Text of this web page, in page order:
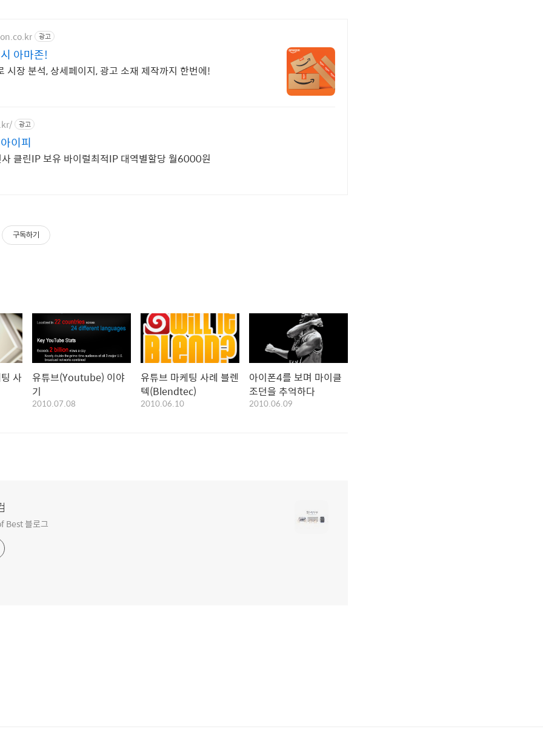
광고
아마존!
시장 분석, 상세페이지, 광고 소재 제작까지 한번에!
광고
이피
클린IP 보유 바이럴최적IP 대역별할당 월6000원
구독하기
사
유튜브(Youtube) 이야
기
2010.07.08
유튜브 마케팅 사례 블렌
텍(Blendtec)
2010.06.10
아이폰4를 보며 마이클
조던을 추억하다
2010.06.09
Best 블로그